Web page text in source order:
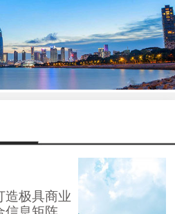
造极具商业